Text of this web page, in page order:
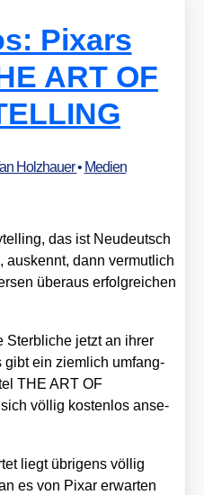
Pixars
ART OF
Holzhauer• Medien
das ist Neu­deutsch
aus­kennt, dann ver­mut­lich
über­aus erfolg­rei­chen
Sterb­li­che jetzt an ihrer
gibt ein ziem­lich umfang­
THE ART OF
völ­lig kos­ten­los anse­
liegt übri­gens völ­lig
es von Pix­ar erwar­ten